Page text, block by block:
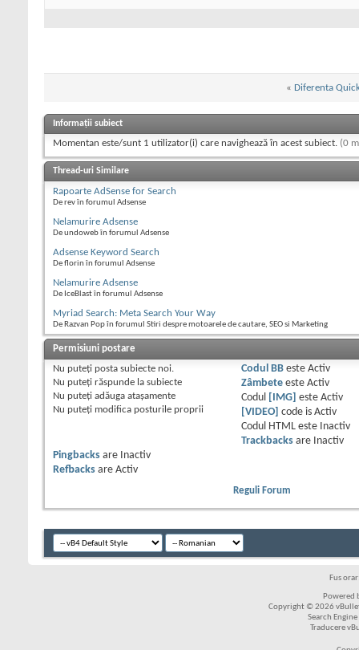
« Diferenta
Informații subiect
Momentan este/sunt 1 utilizator(i) care navighează în acest subiect. (0
Thread-uri Similare
Rapoarte AdSense for Search
De rev în forumul Adsense
Nelamurire Adsense
De undoweb în forumul Adsense
Adsense Keyword Search
De florin în forumul Adsense
Nelamurire Adsense
De IceBlast în forumul Adsense
Myriad Search: Meta Search Your Way
De Razvan Pop în forumul Stiri despre motoarele de cautare, SEO si Marketing
Permisiuni postare
Nu puteţi posta subiecte noi.
Nu puteţi răspunde la subiecte
Nu puteţi adăuga ataşamente
Nu puteţi modifica posturile proprii
Codul BBeste Activ
Zâmbeteeste Activ
Codul
[IMG] este Activ
[VIDEO]
code is Activ
Codul HTML este
Inactiv
Trackbacksare
Inactiv
Pingbacks are
Inactiv
Refbacks are Activ
Reguli Forum
Fus
Powered
Copyright © 2026
Search
Traducere